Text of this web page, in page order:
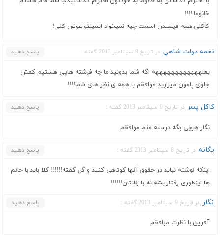
خانوما!!!!!
کاکلی،همه فهمیدن اسمت چیه نمیخواد ایمیلتو عوض کنی!
نغمه دولت شاهي در تاریخ 9 سپتامبر 2013 گفته : پاسخ دهید
بعلههههههههههههه اگه شما بدونید ما چه فرشته هایی هستیم کفش
جلوی پامون میزارید موافقم با همه ی نظر های شما!!!!
کاکل پسر در تاریخ 9 سپتامبر 2013 گفته : پاسخ دهید
نگار هرچی بگه درسته منم موافقم
یگانه در تاریخ 8 سپتامبر 2013 گفته : پاسخ دهید
اینکه نوشته نباید در حقوق آنها کوتاهی کنید و گل گفته!!!!!! کلا باید با خانم
ها اینطوری رفتار بشه نه با زنانتان!!!!!!
نگار در تاریخ 9 سپتامبر 2013 گفته : پاسخ دهید
آفرین با نظرت موافقم